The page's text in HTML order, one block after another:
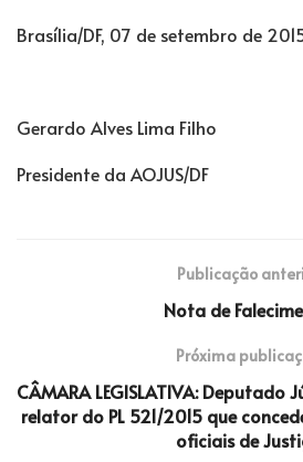
Brasília/DF, 07 de setembro de
Gerardo Alves Lima Filho
Presidente da AOJUS/DF
Publicação
Nota de
Próxima
CÂMARA LEGISLATIVA: Deputado
relator do PL 521/2015 que
oficiais de